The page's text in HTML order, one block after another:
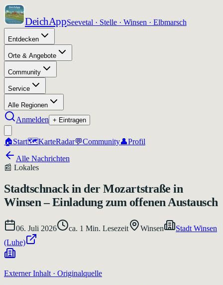
DeichAppSeevetal · Stelle · Winsen · Elbmarsch
Entdecken
Orte & Angebote
Community
Service
Alle Regionen
Anmelden + Eintragen
🏠Start🗺️KarteRadar💬Community👤Profil
Alle Nachrichten
📰 Lokales
Stadtschnack in der Mozartstraße in
Winsen – Einladung zum offenen Austausch
06. Juli 2026 ca. 1 Min. Lesezeit Winsen
Stadt Winsen
(Luhe)
Externer Inhalt · Originalquelle